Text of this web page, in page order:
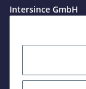
Intersince GmbH
84508
Mo-Fr: 8:30 -